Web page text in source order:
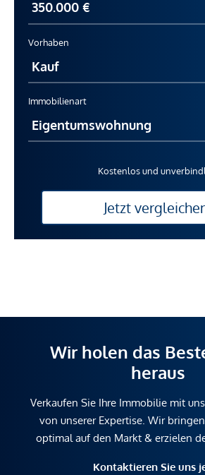
Vorhaben
Immobilienart
Kostenlos und
Jetzt
Wir holen das
heraus
Verkaufen Sie Ihre Immobilie mit
von unserer Expertise. Wir
optimal auf den Markt & erzielen
Kontaktieren Sie uns